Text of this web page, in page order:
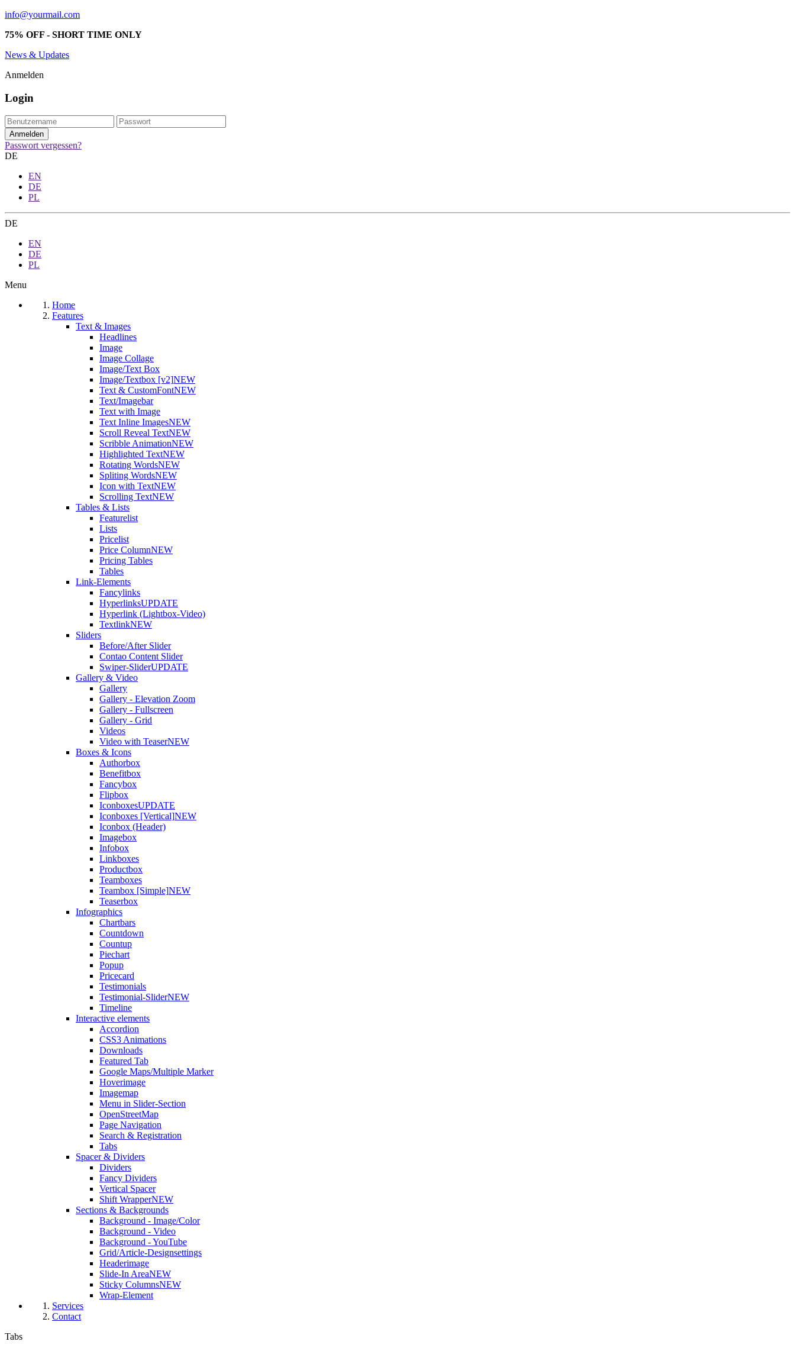
info@yourmail.com
75% OFF - SHORT TIME ONLY
News & Updates
Anmelden
Login
Passwort vergessen?
DE
EN
DE
PL
DE
EN
DE
PL
Menu
Home
Features
Text & Images
Headlines
Image
Image Collage
Image/Text Box
Image/Textbox [v2]NEW
Text & CustomFontNEW
Text/Imagebar
Text with Image
Text Inline ImagesNEW
Scroll Reveal TextNEW
Scribble AnimationNEW
Highlighted TextNEW
Rotating WordsNEW
Spliting WordsNEW
Icon with TextNEW
Scrolling TextNEW
Tables & Lists
Featurelist
Lists
Pricelist
Price ColumnNEW
Pricing Tables
Tables
Link-Elements
Fancylinks
HyperlinksUPDATE
Hyperlink (Lightbox-Video)
TextlinkNEW
Sliders
Before/After Slider
Contao Content Slider
Swiper-SliderUPDATE
Gallery & Video
Gallery
Gallery - Elevation Zoom
Gallery - Fullscreen
Gallery - Grid
Videos
Video with TeaserNEW
Boxes & Icons
Authorbox
Benefitbox
Fancybox
Flipbox
IconboxesUPDATE
Iconboxes [Vertical]NEW
Iconbox (Header)
Imagebox
Infobox
Linkboxes
Productbox
Teamboxes
Teambox [Simple]NEW
Teaserbox
Infographics
Chartbars
Countdown
Countup
Piechart
Popup
Pricecard
Testimonials
Testimonial-SliderNEW
Timeline
Interactive elements
Accordion
CSS3 Animations
Downloads
Featured Tab
Google Maps/Multiple Marker
Hoverimage
Imagemap
Menu in Slider-Section
OpenStreetMap
Page Navigation
Search & Registration
Tabs
Spacer & Dividers
Dividers
Fancy Dividers
Vertical Spacer
Shift WrapperNEW
Sections & Backgrounds
Background - Image/Color
Background - Video
Background - YouTube
Grid/Article-Designsettings
Headerimage
Slide-In AreaNEW
Sticky ColumnsNEW
Wrap-Element
Services
Contact
Tabs